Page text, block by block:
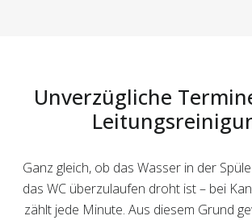
Unverzügliche
Ganz gleich, ob das Wasser in der
das WC überzulaufen droht ist – bei
zählt jede Minute. Aus diesem Grund